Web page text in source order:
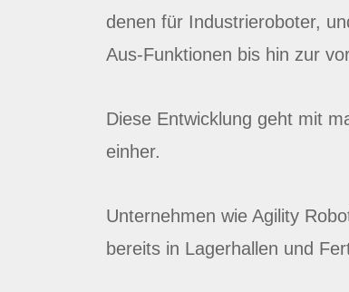
denen für Industrieroboter,
Aus-Funktionen bis hin zur
Diese Entwicklung geht mit
einher.
Unternehmen wie Agility
bereits in Lagerhallen und